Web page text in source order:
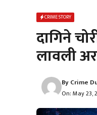
CRIME STORY
दागिने
लावली
ByCrime
On: May 23,